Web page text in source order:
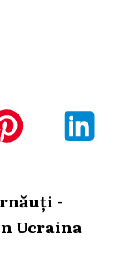
-
Ucraina